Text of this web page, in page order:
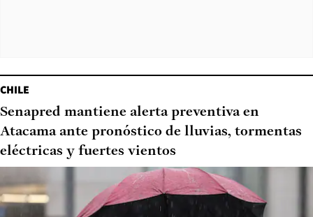
CHILE
Senapred mantiene alerta preventiva en
Atacama ante pronóstico de lluvias, tormentas
eléctricas y fuertes vientos